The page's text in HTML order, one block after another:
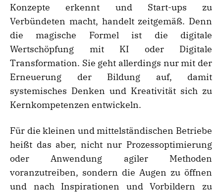
Konzepte erkennt und Start-ups zu
Verbündeten macht, handelt zeitgemäß. Denn
die magische Formel ist die digitale
Wertschöpfung mit KI oder Digitale
Transformation. Sie geht allerdings nur mit der
Erneuerung der Bildung auf, damit
systemisches Denken und Kreativität sich zu
Kernkompetenzen entwickeln.
Für die kleinen und mittelständischen Betriebe
heißt das aber, nicht nur Prozessoptimierung
oder Anwendung agiler Methoden
voranzutreiben, sondern die Augen zu öffnen
und nach Inspirationen und Vorbildern zu